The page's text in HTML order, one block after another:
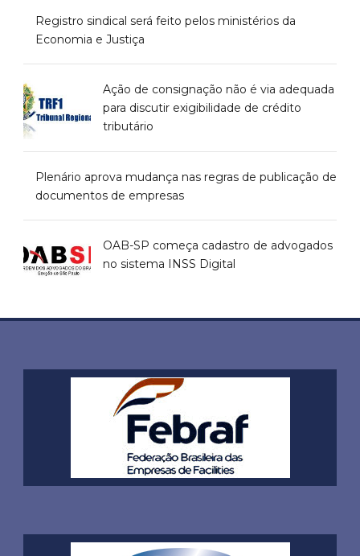
Registro sindical será feito pelos ministérios da
Economia e Justiça
Ação de consignação não é via adequada
para discutir exigibilidade de crédito
tributário
Plenário aprova mudança nas regras de publicação de
documentos de empresas
OAB-SP começa cadastro de advogados
no sistema INSS Digital